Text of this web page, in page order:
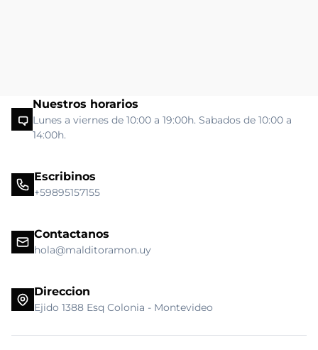
Nuestros horarios
Lunes a viernes de 10:00 a 19:00h. Sabados de 10:00 a
14:00h.
Escribinos
+59895157155
Contactanos
hola@malditoramon.uy
Direccion
Ejido 1388 Esq Colonia - Montevideo